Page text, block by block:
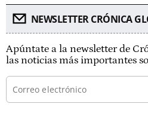
NEWSLETTER CRÓNICA
Apúntate a la newsletter de
las noticias más importantes